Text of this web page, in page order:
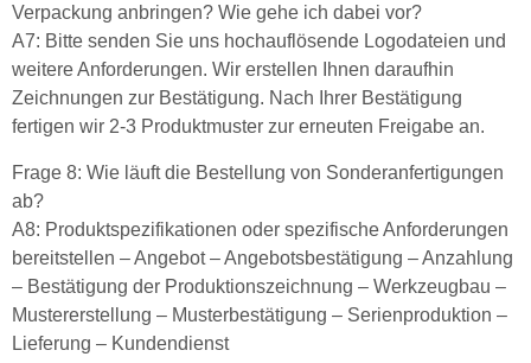
Verpackung anbringen? Wie gehe ich dabei vor?
A7: Bitte senden Sie uns hochauflösende Logodateien und
weitere Anforderungen. Wir erstellen Ihnen daraufhin
Zeichnungen zur Bestätigung. Nach Ihrer Bestätigung
fertigen wir 2-3 Produktmuster zur erneuten Freigabe an.
Frage 8: Wie läuft die Bestellung von Sonderanfertigungen
ab?
A8: Produktspezifikationen oder spezifische Anforderungen
bereitstellen – Angebot – Angebotsbestätigung – Anzahlung
– Bestätigung der Produktionszeichnung – Werkzeugbau –
Mustererstellung – Musterbestätigung – Serienproduktion –
Lieferung – Kundendienst